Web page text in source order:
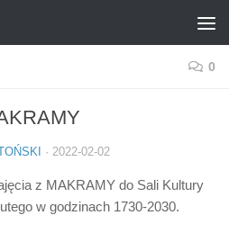
0
· 2022-02-02
z MAKRAMY do Sali Kultury
w godzinach 1730-2030.